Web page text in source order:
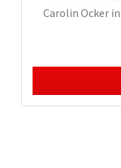
Carolin Ocker